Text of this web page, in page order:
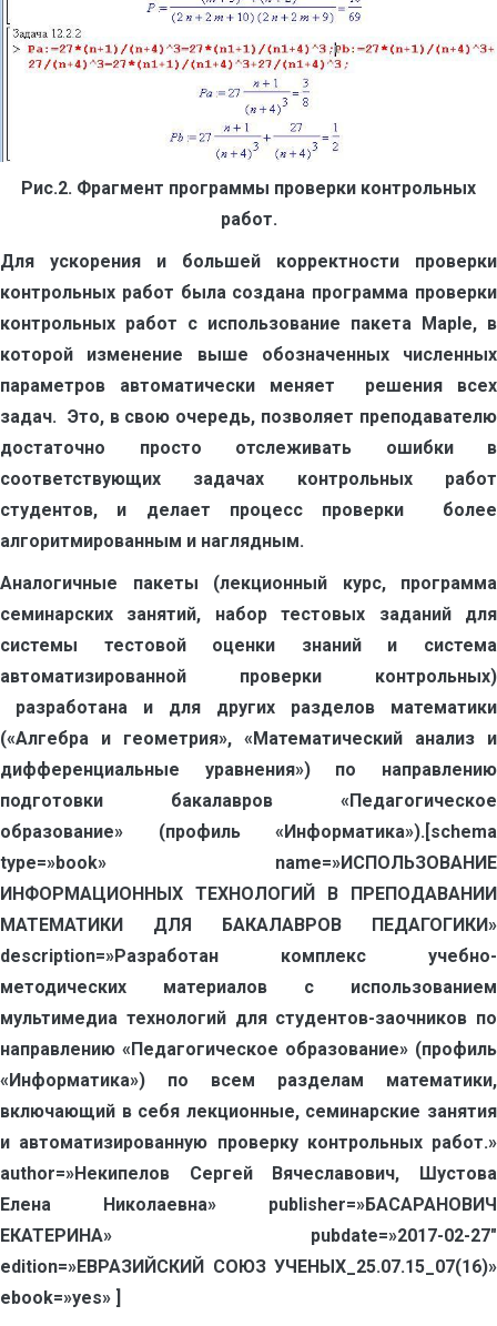
Рис.2. Фрагмент программы проверки контрольных
работ.
Для ускорения и большей корректности проверки
контрольных работ была создана программа проверки
контрольных работ с использование пакета Maple, в
которой изменение выше обозначенных численных
параметров автоматически меняет решения всех
задач. Это, в свою очередь, позволяет преподавателю
достаточно просто отслеживать ошибки в
соответствующих задачах контрольных работ
студентов, и делает процесс проверки более
алгоритмированным и наглядным.
Аналогичные пакеты (лекционный курс, программа
семинарских занятий, набор тестовых заданий для
системы тестовой оценки знаний и система
автоматизированной проверки контрольных)
разработана и для других разделов математики
(«Алгебра и геометрия», «Математический анализ и
дифференциальные уравнения») по направлению
подготовки бакалавров «Педагогическое
образование» (профиль «Информатика»).[schema
type=»book» name=»ИСПОЛЬЗОВАНИЕ
ИНФОРМАЦИОННЫХ ТЕХНОЛОГИЙ В ПРЕПОДАВАНИИ
МАТЕМАТИКИ ДЛЯ БАКАЛАВРОВ ПЕДАГОГИКИ»
description=»Разработан комплекс учебно-
методических материалов с использованием
мультимедиа технологий для студентов-заочников по
направлению «Педагогическое образование» (профиль
«Информатика») по всем разделам математики,
включающий в себя лекционные, семинарские занятия
и автоматизированную проверку контрольных работ.»
author=»Некипелов Сергей Вячеславович, Шустова
Елена Николаевна» publisher=»БАСАРАНОВИЧ
ЕКАТЕРИНА» pubdate=»2017-02-27″
edition=»ЕВРАЗИЙСКИЙ СОЮЗ УЧЕНЫХ_25.07.15_07(16)»
ebook=»yes» ]